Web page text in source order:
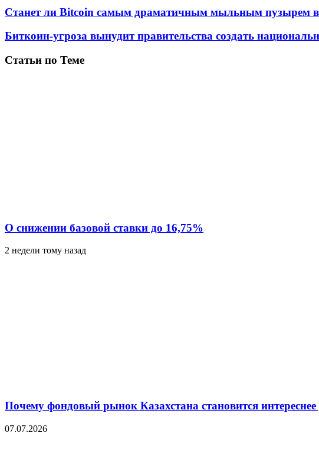
Станет ли Bitcoin самым драматичным мыльным пузырем в
Биткоин-угроза вынудит правительства создать
Статьи по Теме
О снижении базовой ставки до 16,75%
2 недели тому назад
Почему фондовый рынок Казахстана становится
07.07.2026